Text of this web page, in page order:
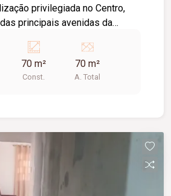
privilegiada no Centro,
principais avenidas da
e fácil acesso. O imóvel
70 m² de área,
01 depósito, 02 portas
70 m²
Const.
70 m²
A. Total